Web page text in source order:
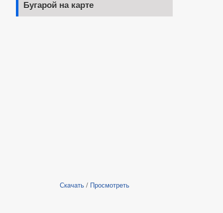
Бугарой на карте
Скачать/ Просмотреть